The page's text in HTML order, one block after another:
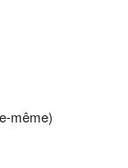
même)